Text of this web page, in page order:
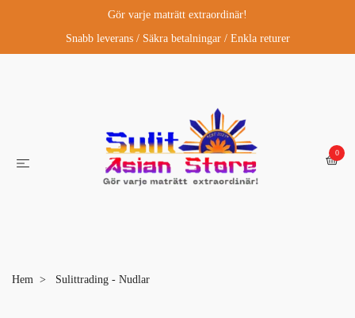
Gör varje maträtt extraordinär!
Snabb leverans / Säkra betalningar / Enkla returer
0
Hem Sulittrading - Nudlar